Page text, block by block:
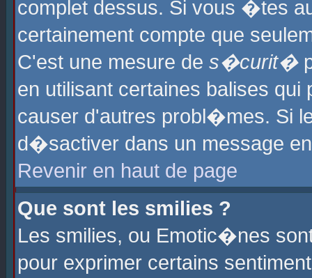
complet dessus. Si vous �tes
certainement compte que
C'est une mesure de s�curit�
en utilisant certaines balises
causer d'autres probl�mes. Si
d�sactiver dans un message
Revenir en haut de page
Que sont les smilies ?
Les smilies, ou Emotic�nes
pour exprimer certains